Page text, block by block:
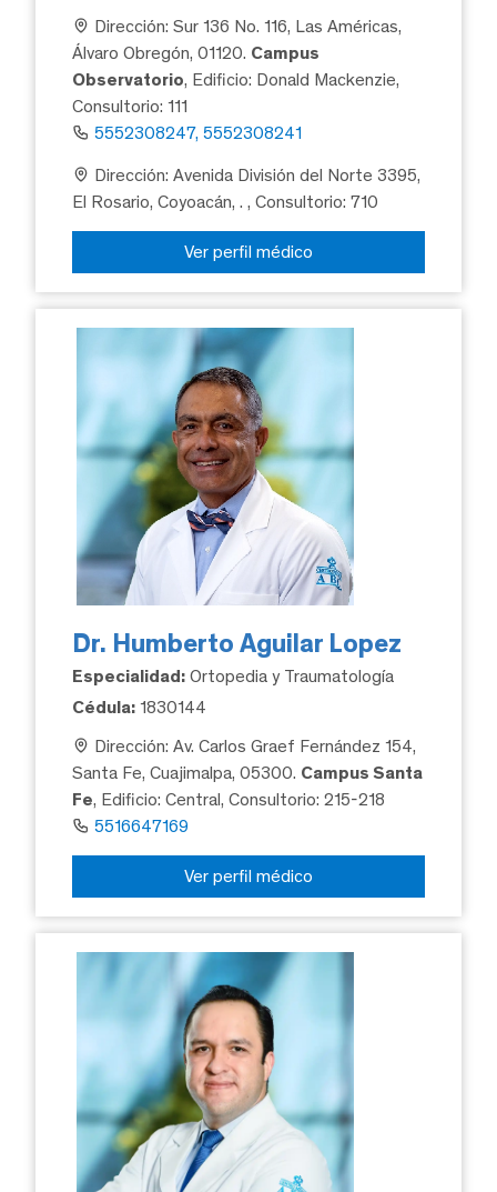
Dirección: Sur 136 No. 116, Las Américas,
Álvaro Obregón, 01120. Campus
Observatorio, Edificio: Donald Mackenzie,
Consultorio: 111
5552308247, 5552308241
Dirección: Avenida División del Norte 3395,
El Rosario, Coyoacán, ., Consultorio: 710
Ver perfil médico
Dr. Humberto Aguilar Lopez
Especialidad: Ortopedia y Traumatología
Cédula: 1830144
Dirección: Av. Carlos Graef Fernández 154,
Santa Fe, Cuajimalpa, 05300. Campus Santa
Fe, Edificio: Central, Consultorio: 215-218
5516647169
Ver perfil médico